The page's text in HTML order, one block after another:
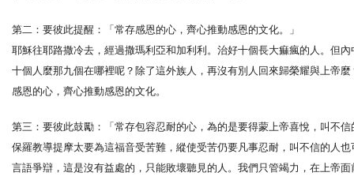
第二：要彼此提醒：「常存感恩的心，齊心推動感恩的文化。」
耶穌往耶路撒冷去，經過撒瑪利亞和加利利。治好十個長大痲瘋的人。但
十個人麼那九個在哪裡呢？除了這外族人，再沒有別人回來歸榮耀與上帝
感恩的心，齊心推動感恩的文化。
第三：要彼此鼓勵：「常存包容忍耐的心，為的是要得蒙上帝喜悅，叫不
保羅教導提摩太要為這福音受苦難，縱使受苦仍要凡事忍耐，叫不信的人
言語爭辯，這是沒有益處的，只能敗壞聽見的人。我們只管竭力，在上帝